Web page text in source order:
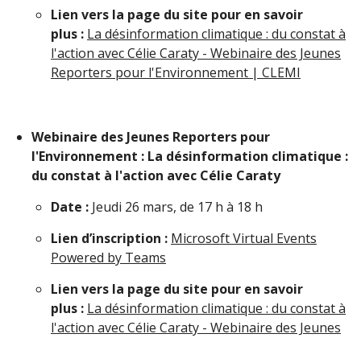
Lien vers la page du site pour en savoir
plus : La désinformation climatique : du constat à
l'action avec Célie Caraty - Webinaire des Jeunes
Reporters pour l'Environnement | CLEMI
Webinaire des Jeunes Reporters pour
l'Environnement : La désinformation climatique :
du constat à l'action avec Célie Caraty
Date : Jeudi 26 mars, de 17 h à 18 h
Lien d’inscription : Microsoft Virtual Events
Powered by Teams
Lien vers la page du site pour en savoir
plus : La désinformation climatique : du constat à
l'action avec Célie Caraty - Webinaire des Jeunes